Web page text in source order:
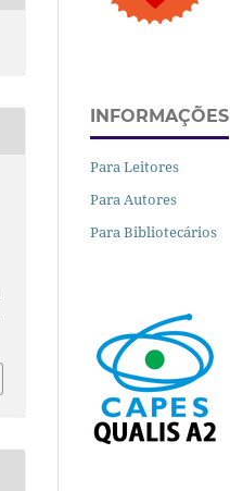
INFORMAÇÕES
Para Leitores
Para Autores
Para Bibliotecários